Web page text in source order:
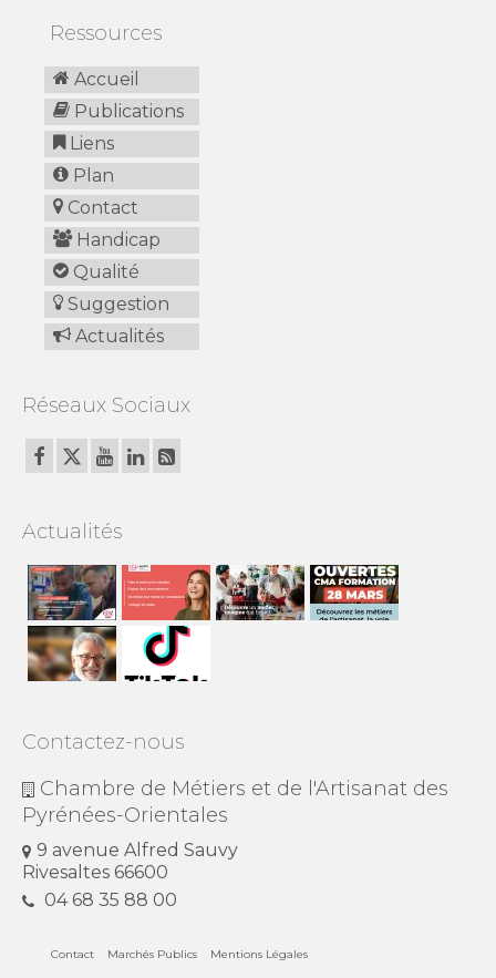
Ressources
Accueil
Publications
Liens
Plan
Contact
Handicap
Qualité
Suggestion
Actualités
Réseaux Sociaux
Actualités
Contactez-nous
Chambre de Métiers et de l'Artisanat des
Pyrénées-Orientales
9 avenue Alfred Sauvy
Rivesaltes 66600
04 68 35 88 00
Contact Marchés Publics Mentions Légales